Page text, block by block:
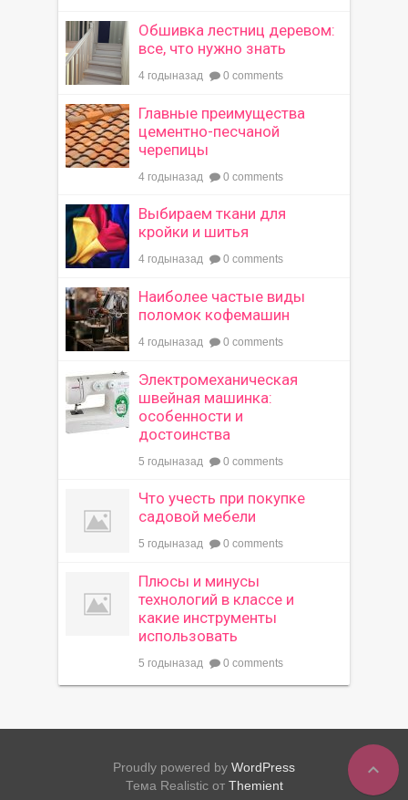
expand_less
Обшивка лестниц деревом:
все, что нужно знать
4 годыназад 0 comments
Главные преимущества
цементно-песчаной
черепицы
4 годыназад 0 comments
Выбираем ткани для
кройки и шитья
4 годыназад 0 comments
Наиболее частые виды
поломок кофемашин
4 годыназад 0 comments
Электромеханическая
швейная машинка:
особенности и
достоинства
5 годыназад 0 comments
Что учесть при покупке
садовой мебели
5 годыназад 0 comments
Плюсы и минусы
технологий в классе и
какие инструменты
использовать
5 годыназад 0 comments
Proudly powered by WordPress
Тема Realistic от Themient